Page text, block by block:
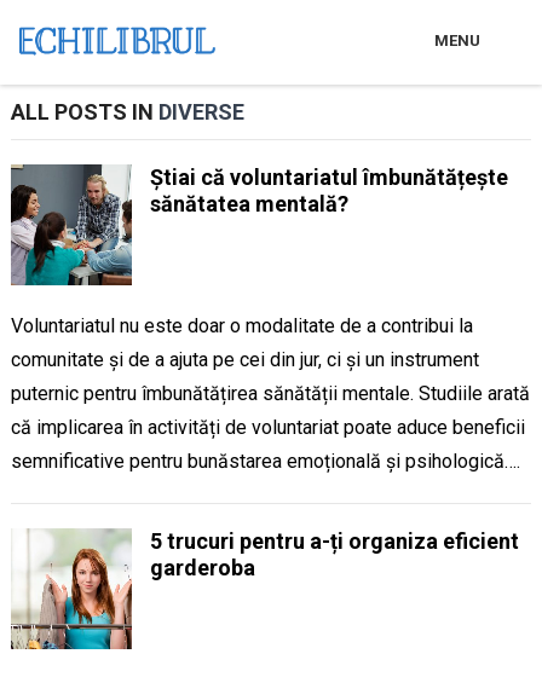
MENU
ALL POSTS IN DIVERSE
Știai că voluntariatul îmbunătățește
sănătatea mentală?
Voluntariatul nu este doar o modalitate de a contribui la
comunitate și de a ajuta pe cei din jur, ci și un instrument
puternic pentru îmbunătățirea sănătății mentale. Studiile arată
că implicarea în activități de voluntariat poate aduce beneficii
semnificative pentru bunăstarea emoțională și psihologică….
5 trucuri pentru a-ți organiza eficient
garderoba